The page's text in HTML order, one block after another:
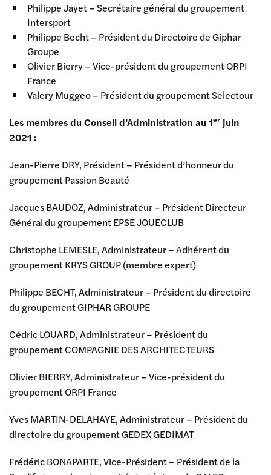
Philippe Jayet – Secrétaire général du groupement
Intersport
Philippe Becht – Président du Directoire de Giphar
Groupe
Olivier Bierry – Vice-président du groupement ORPI
France
Valery Muggeo – Président du groupement Selectour
Les membres du Conseil d’Administration au 1er juin
2021 :
Jean-Pierre DRY, Président – Président d’honneur du
groupement Passion Beauté
Jacques BAUDOZ, Administrateur – Président Directeur
Général du groupement EPSE JOUECLUB
Christophe LEMESLE, Administrateur – Adhérent du
groupement KRYS GROUP (membre expert)
Philippe BECHT, Administrateur – Président du directoire
du groupement GIPHAR GROUPE
Cédric LOUARD, Administrateur – Président du
groupement COMPAGNIE DES ARCHITECTEURS
Olivier BIERRY, Administrateur – Vice-président du
groupement ORPI France
Yves MARTIN-DELAHAYE, Administrateur – Président du
directoire du groupement GEDEX GEDIMAT
Frédéric BONAPARTE, Vice-Président – Président de la